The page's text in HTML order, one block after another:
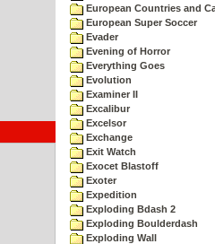
European Countries and
European Super Soccer
Evader
Evening of Horror
Everything Goes
Evolution
Examiner II
Excalibur
Excelsor
Exchange
Exit Watch
Exocet Blastoff
Exoter
Expedition
Exploding Bdash 2
Exploding Boulderdash
Exploding Wall